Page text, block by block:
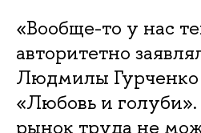
«Вообще-то у нас
авторитетно
Людмилы Гурченко
«Любовь и
рынок труда не